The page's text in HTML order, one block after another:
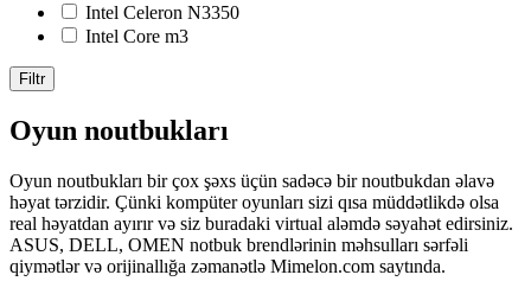
Intel Celeron N3350
Intel Core m3
Filtr
Oyun noutbukları
Oyun noutbukları bir çox şəxs üçün sadəcə bir noutbukdan əlavə
həyat tərzidir. Çünki kompüter oyunları sizi qısa müddətlikdə olsa
real həyatdan ayırır və siz buradaki virtual aləmdə səyahət edirsiniz.
ASUS, DELL, OMEN notbuk brendlərinin məhsulları sərfəli
qiymətlər və orijinallığa zəmanətlə Mimelon.com saytında.